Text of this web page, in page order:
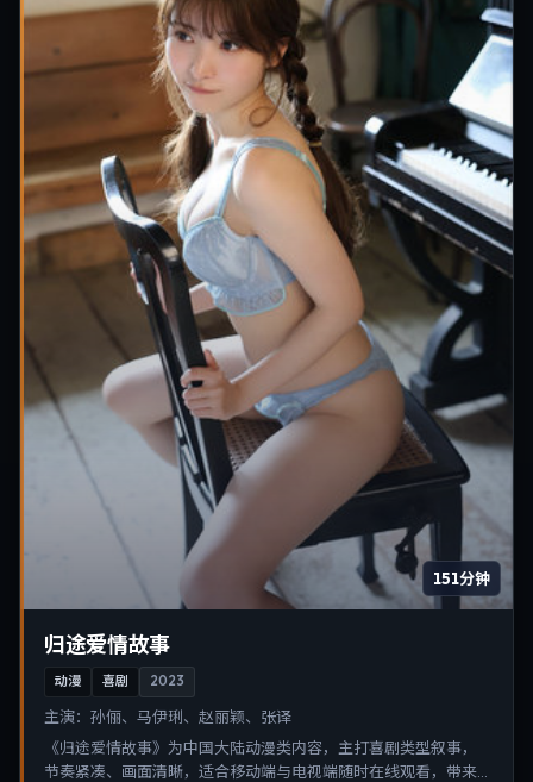
151分钟
归途爱情故事
动漫 喜剧 2023
主演： 孙俪、马伊琍、赵丽颖、张译
《归途爱情故事》为中国大陆动漫类内容，主打喜剧类型叙事，
节奏紧凑、画面清晰，适合移动端与电视端随时在线观看，带来